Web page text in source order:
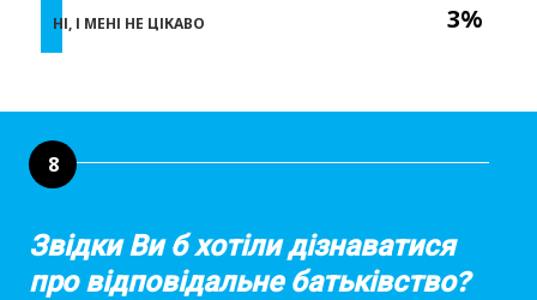
3%
НІ, І МЕНІ НЕ ЦІКАВО
8
Звідки Ви б хотіли дізнаватися
про відповідальне батьківство?